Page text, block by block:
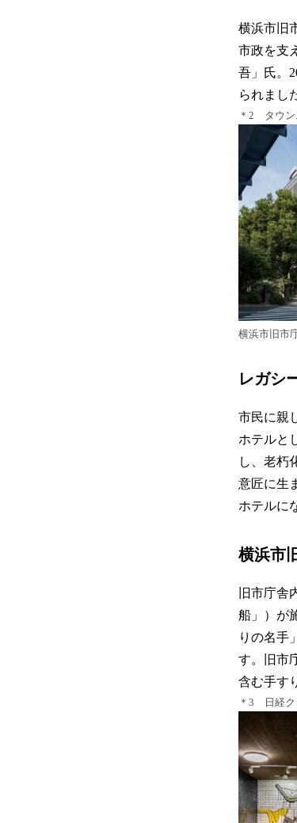
横浜市旧
市政を支
吾」氏。
られまし
＊2 タウ
横浜市旧市
レガシ
市民に親
ホテルと
し、老朽
意匠に生
ホテルに
横浜市
旧市庁
船」）が
りの名手
す。旧市
含む手す
＊3 日経